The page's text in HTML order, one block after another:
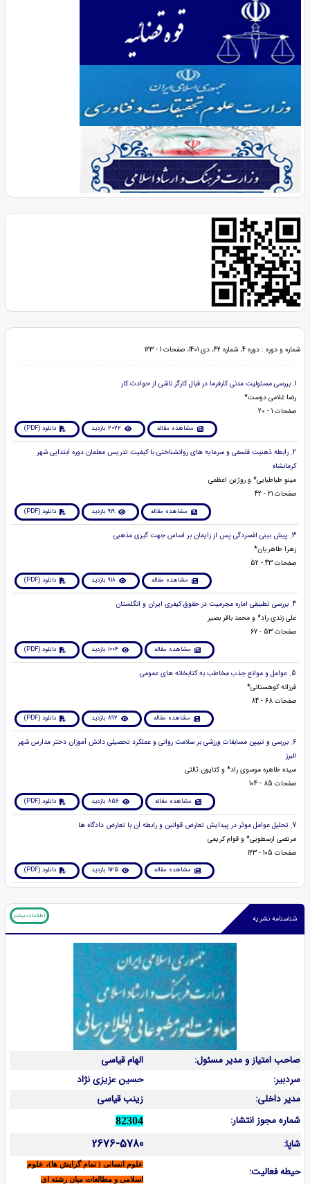
شماره و دوره : دوره 4، شماره 42، دی 1401، صفحات 1 - 123
1. بررسی مسئولیت مدنی کارفرما در قبال کارگر ناشی از حوادث کار
رضا غلامی دوست*
صفحات 1 - 20
مشاهده مقاله 2022 بازدید دانلود (PDF)
2. رابطه ذهنیت فلسفی و سرمایه های روانشناختی با کیفیت تدریس معلمان دوره ابتدایی شهر
کرمانشاه
مینو طباطبایی* و روژین اعظمی
صفحات 21 - 42
مشاهده مقاله 919 بازدید دانلود (PDF)
3. پیش بینی افسردگی پس از زایمان بر اساس جهت گیری مذهبی
زهرا طاهریان*
صفحات 43 - 52
مشاهده مقاله 918 بازدید دانلود (PDF)
4. بررسی تطبیقی اماره مجرمیت در حقوق کیفری ایران و انگلستان
علی زندی راد* و محمد باقر بصیر
صفحات 53 - 67
مشاهده مقاله 1004 بازدید دانلود (PDF)
5. عوامل و موانع جذب مخاطب به کتابخانه های عمومی
فرزانه کوهستانی*
صفحات 68 - 84
مشاهده مقاله 892 بازدید دانلود (PDF)
6. بررسی و تبیین ﻣﺴﺎﺑﻘﺎت ورزﺷﯽ ﺑﺮ ﺳﻼﻣﺖ رواﻧﯽ و ﻋﻤﻠﮑﺮد ﺗﺤﺼﯿﻠﯽ داﻧﺶ آﻣﻮزان دﺧﺘﺮ مدارس شهر
البرز
سیده طاهره موسوی راد* و کتایون ثالثی
صفحات 85 - 104
مشاهده مقاله 856 بازدید دانلود (PDF)
7. تحلیل عوامل موثر در پیدایش تعارض قوانین و رابطه آن با تعارض دادگاه ها
مرتضی ارسطویی* و قوام کریمی
صفحات 105 - 123
مشاهده مقاله 1125 بازدید دانلود (PDF)
شناسنامه نشریه اطلاعات بیشتر
صاحب امتیاز و مدیر مسئول:
الهام قیاسی
سردبیر:
حسین عزیزی نژاد
مدیر داخلی:
زینب قیاسی
شماره مجوز انتشار:
82304
شاپا: 2676-5780
حیطه فعالیت:
علوم انسانی ( تمام گرایش ها)، علوم
اسلامی و مطالعات میان رشته ای